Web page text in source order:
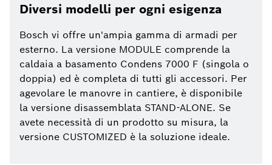
Diversi modelli per ogni esigenza
Bosch vi offre un'ampia gamma di armadi per
esterno. La versione MODULE comprende la
caldaia a basamento Condens 7000 F (singola o
doppia) ed è completa di tutti gli accessori. Per
agevolare le manovre in cantiere, è disponibile
la versione disassemblata STAND-ALONE. Se
avete necessità di un prodotto su misura, la
versione CUSTOMIZED è la soluzione ideale.